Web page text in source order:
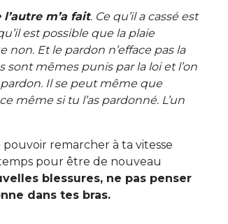
m’a fait. Ce qu’il a cassé est
est possible que la plaie
non. Et le pardon n’efface pas la
sont mêmes punis par la loi et l’on
Il se peut même que
même si tu l’as pardonné. L’un
remarcher à ta vitesse
pour être de nouveau
blessures, ne pas penser
dans tes bras.